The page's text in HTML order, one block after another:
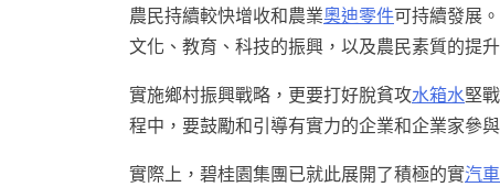
農民持續較快增收和農業奧迪零件可持續發展
文化、教育、科技的振興，以及農民素質的提
實施鄉村振興戰略，更要打好脫貧攻水箱水堅
程中，要鼓勵和引導有實力的企業和企業家參
實際上，碧桂園集團已就此展開了積極的實汽